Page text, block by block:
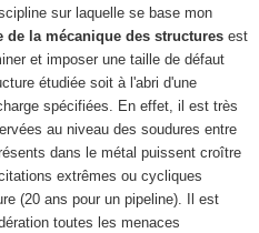
sur laquelle se base mon
de la mécanique des structuresest
et imposer une taille de défaut
étudiée soit à l'abri d'une
spécifiées. En effet, il est très
au niveau des soudures entre
dans le métal puissent croître
extrêmes ou cycliques
(20 ans pour un pipeline). Il est
toutes les menaces